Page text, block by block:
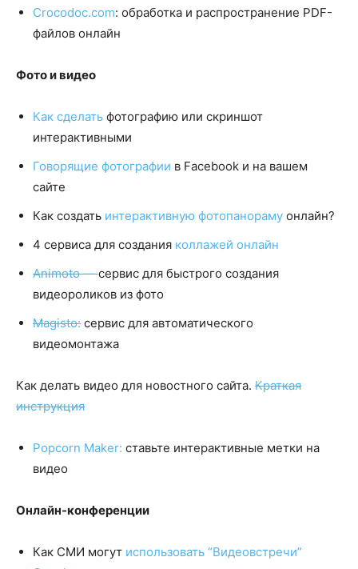
Crocodoc.com: обработка и распространение PDF-
файлов онлайн
Фото и видео
Как сделать фотографию или скриншот
интерактивными
Говорящие фотографии в Facebook и на вашем
сайте
Как создать интерактивную фотопанораму онлайн?
4 сервиса для создания коллажей онлайн
Animoto —сервис для быстрого создания
видеороликов из фото
Magisto: сервис для автоматического
видеомонтажа
Как делать видео для новостного сайта. Краткая
инструкция
Popcorn Maker: ставьте интерактивные метки на
видео
Онлайн-конференции
Как СМИ могут использовать “Видеовстречи”